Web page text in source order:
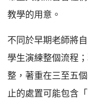
教學的用意。
不同於早期老師將
學生演練整個流程
整，著重在三至五
止的處置可能包含